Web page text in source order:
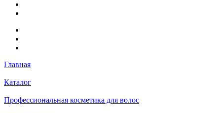
Главная
Каталог
Профессиональная косметика для волос